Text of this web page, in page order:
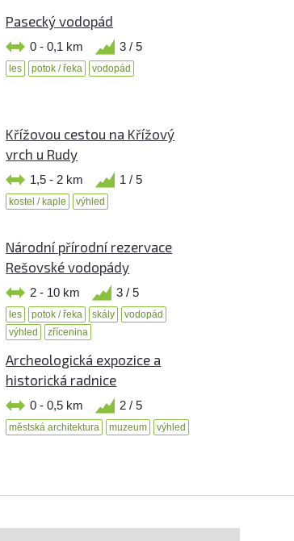
Pasecký vodopád
0 - 0,1 km 3 / 5
les potok / řeka vodopád
Křížovou cestou na Křížový
vrch u Rudy
1,5 - 2 km 1 / 5
kostel / kaple výhled
Národní přírodní rezervace
Rešovské vodopády
2 - 10 km 3 / 5
les potok / řeka skály
vodopád
výhled
zřícenina
Archeologická expozice a
historická radnice
0 - 0,5 km 2 / 5
městská architektura muzeum výhled